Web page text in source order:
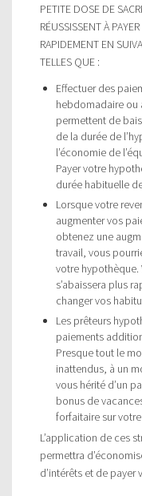
PETITE DOSE DE
RÉUSSISSENT À
RAPIDEMENT EN
TELLES QUE :
Effectuer des
hebdomadaire ou
permettent de
de la durée de
l’économie de
Payer votre
durée habituelle
Lorsque votre
augmenter vos
obtenez une
travail, vous
votre hypothèque.
s’abaissera plus
changer vos
Les prêteurs
paiements
Presque tout le
inattendus, à un
vous hérité d’un
bonus de
forfaitaire sur
L’application de ces
permettra
d’intérêts et de